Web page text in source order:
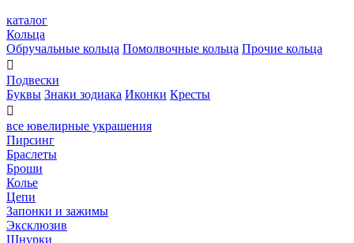
каталог
Кольца
Обручальные кольца Помолвочные кольца Прочие кольца

Подвески
Буквы Знаки зодиака Иконки Кресты

все ювелирные украшения
Пирсинг
Браслеты
Броши
Колье
Цепи
Запонки и зажимы
Эксклюзив
Шнурки